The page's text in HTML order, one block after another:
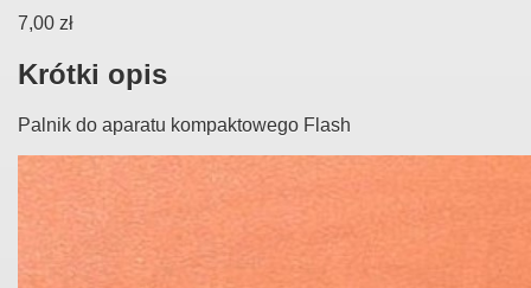
7,00 zł
Krótki opis
Palnik do aparatu kompaktowego Flash